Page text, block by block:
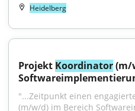
Heidelberg
Projekt Koordinator (m/
"...Zeitpunkt einen
(m/w/d) im Bereich